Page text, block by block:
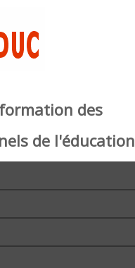
des
de l'éducation